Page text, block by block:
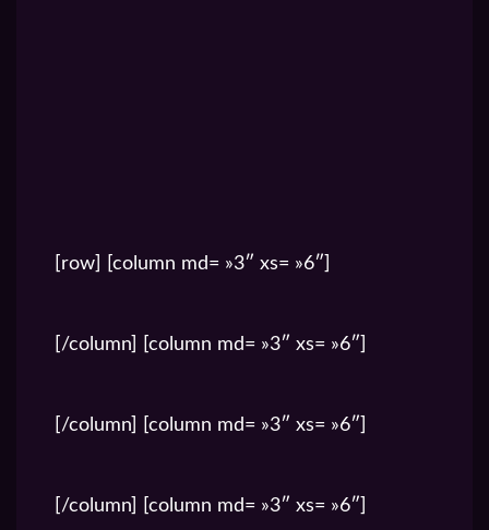
[row] [column md= »3″ xs= »6″]
[/column] [column md= »3″ xs= »6″]
[/column] [column md= »3″ xs= »6″]
[/column] [column md= »3″ xs= »6″]